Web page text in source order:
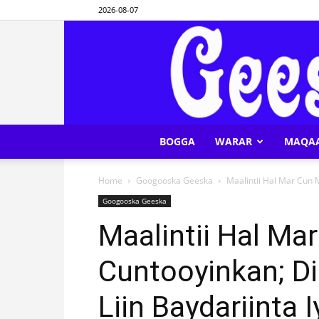
2026-08-07
BOGGA WARAR
Home Googooska Geeska Maalintii Hal Mar Cun
Googooska Geeska
Maalintii Hal
Cuntooyinkan;
Liin Baydariinta